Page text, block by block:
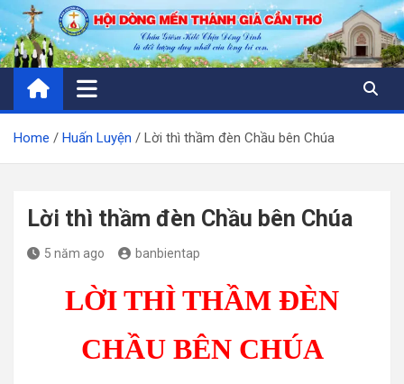
Skip
to
content
Home Huấn Luyện Lời thì thầm đèn Chầu bên Chúa
Lời thì thầm đèn Chầu bên Chúa
5 năm ago banbientap
LỜI THÌ THẦM ĐÈN
CHẦU BÊN CHÚA